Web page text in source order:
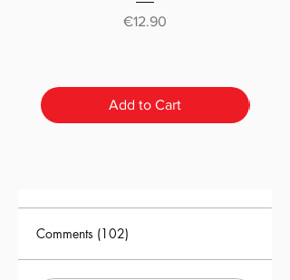
Price
€12.90
Add to Cart
Comments (102)